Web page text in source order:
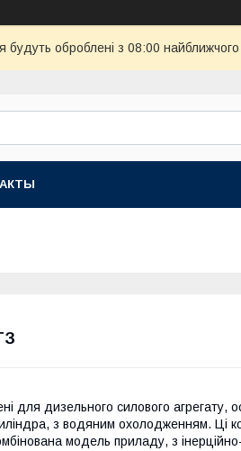
оброблені з 08:00
для дизельного силового агрегату,
з водяним охолодженням. Ці
модель приладу, з